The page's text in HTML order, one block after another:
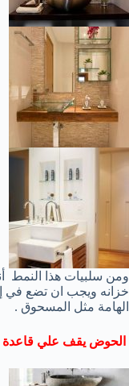
ومن سلبيات هذا النمط
خزانه ويجب ان تضع في
الهامة مثل المسحوق .
الحوض يقف علي قاعدة